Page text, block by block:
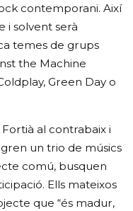
contemporani. Així
i solvent serà
temes de grups
the Machine
Green Day o
al contrabaix i
un trio de músics
comú, busquen
Ells mateixos
que “és madur,